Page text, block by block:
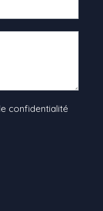
confidentialité